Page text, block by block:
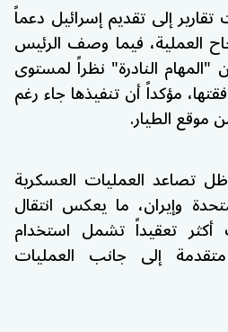
إلى تقديم إسرائيل دعماً
العملية، فيما وصف الرئيس
"المهام النادرة" نظراً لمستوى
مؤكداً أن تنفيذها جاء رغم
موقع الطيار.
تصاعد العمليات العسكرية
وإيران، ما يعكس انتقال
أكثر تعقيداً تشمل استخدام
متقدمة إلى جانب العمليات